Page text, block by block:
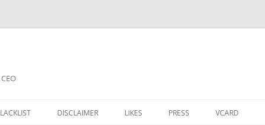
DISCLAIMER LIKES PRESS VCARD